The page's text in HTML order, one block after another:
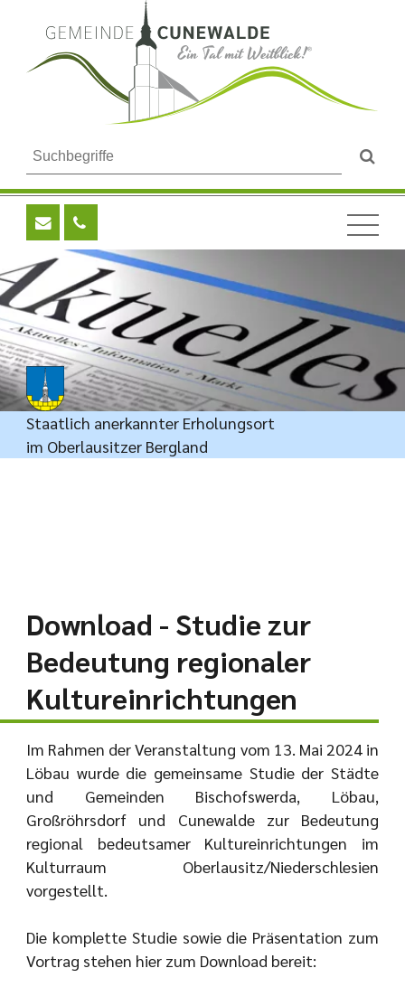
Staatlich anerkannter Erholungsort
im Oberlausitzer Bergland
Download - Studie zur
Bedeutung regionaler
Kultureinrichtungen
Im Rahmen der Veranstaltung vom 13. Mai 2024 in
Löbau wurde die gemeinsame Studie der Städte
und Gemeinden Bischofswerda, Löbau,
Großröhrsdorf und Cunewalde zur Bedeutung
regional bedeutsamer Kultureinrichtungen im
Kulturraum Oberlausitz/Niederschlesien
vorgestellt.
Die komplette Studie sowie die Präsentation zum
Vortrag stehen hier zum Download bereit: